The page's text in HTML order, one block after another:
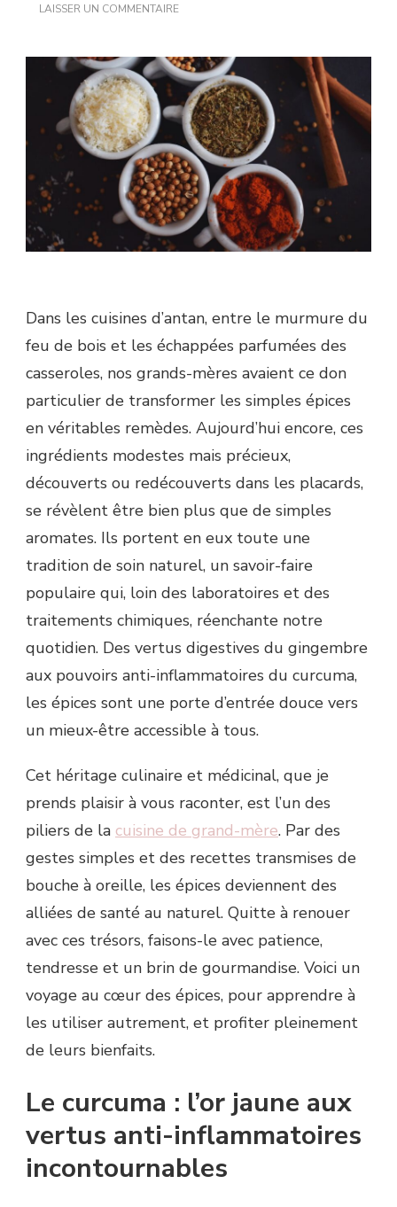
LAISSER UN COMMENTAIRESUR
GRAND-
MÈRE
:
LES
ÉPICES,
REMÈDES
NATURELS
POUR
VOTRE
SANTÉ
Dans les cuisines d’antan, entre le murmure du
feu de bois et les échappées parfumées des
casseroles, nos grands-mères avaient ce don
particulier de transformer les simples épices
en véritables remèdes. Aujourd’hui encore, ces
ingrédients modestes mais précieux,
découverts ou redécouverts dans les placards,
se révèlent être bien plus que de simples
aromates. Ils portent en eux toute une
tradition de soin naturel, un savoir-faire
populaire qui, loin des laboratoires et des
traitements chimiques, réenchante notre
quotidien. Des vertus digestives du gingembre
aux pouvoirs anti-inflammatoires du curcuma,
les épices sont une porte d’entrée douce vers
un mieux-être accessible à tous.
Cet héritage culinaire et médicinal, que je
prends plaisir à vous raconter, est l’un des
piliers de la cuisine de grand-mère. Par des
gestes simples et des recettes transmises de
bouche à oreille, les épices deviennent des
alliées de santé au naturel. Quitte à renouer
avec ces trésors, faisons-le avec patience,
tendresse et un brin de gourmandise. Voici un
voyage au cœur des épices, pour apprendre à
les utiliser autrement, et profiter pleinement
de leurs bienfaits.
Le curcuma : l’or jaune aux
vertus anti-inflammatoires
incontournables